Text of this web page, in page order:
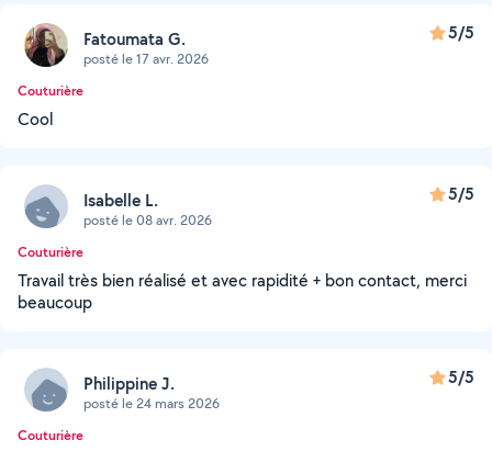
Fatoumata G.
posté le 17 avr. 2026
5/5
Couturière
Cool
Isabelle L.
posté le 08 avr. 2026
5/5
Couturière
Travail très bien réalisé et avec rapidité + bon contact, merci
beaucoup
Philippine J.
posté le 24 mars 2026
5/5
Couturière